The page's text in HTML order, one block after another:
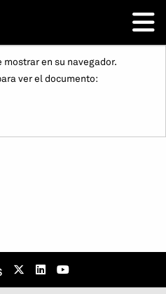
en su navegador.
ver el documento: